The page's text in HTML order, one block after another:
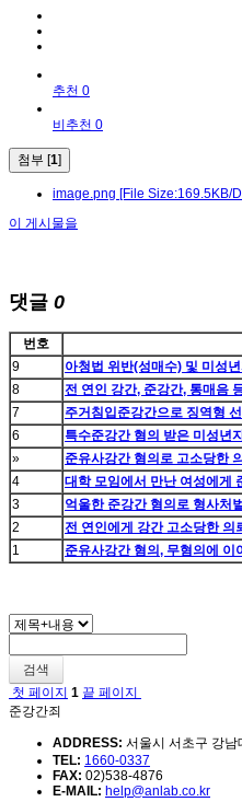
추천 0
비추천 0
첨부 [1]
image.png [File Size:169.5KB/
이 게시물을
댓글 0
번호
9
아청법 위반(성매수) 및 미성
8
전 연인 강간, 준강간, 통매음
7
주거침입준강간으로 징역형
6
특수준강간 혐의 받은 미성년
»
준유사강간 혐의로 고소당한
4
대학 모임에서 만난 여성에게
3
억울한 준강간 혐의로 형사처
2
전 연인에게 강간 고소당한 의
1
준유사강간 혐의, 무혐의에 이
검색
첫 페이지 1 끝 페이지
준강간죄
ADDRESS: 서울시 서초구 강
TEL: 1660-0337
FAX: 02)538-4876
E-MAIL: help@anlab.co.kr